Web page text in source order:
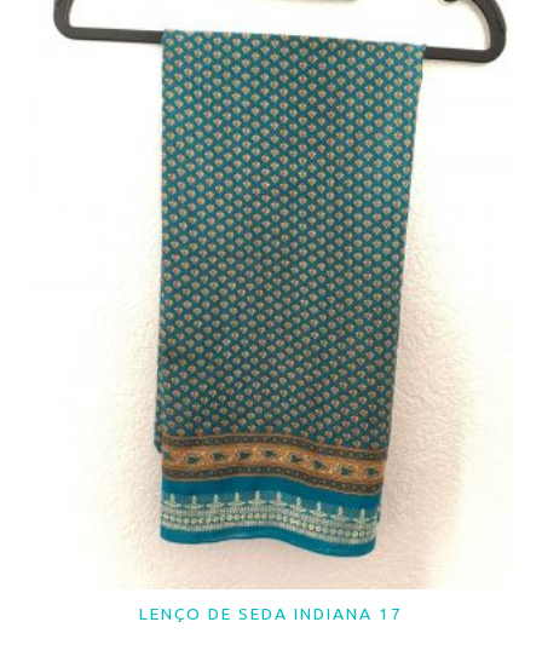
LER MAIS
LENÇO DE SEDA INDIANA 17